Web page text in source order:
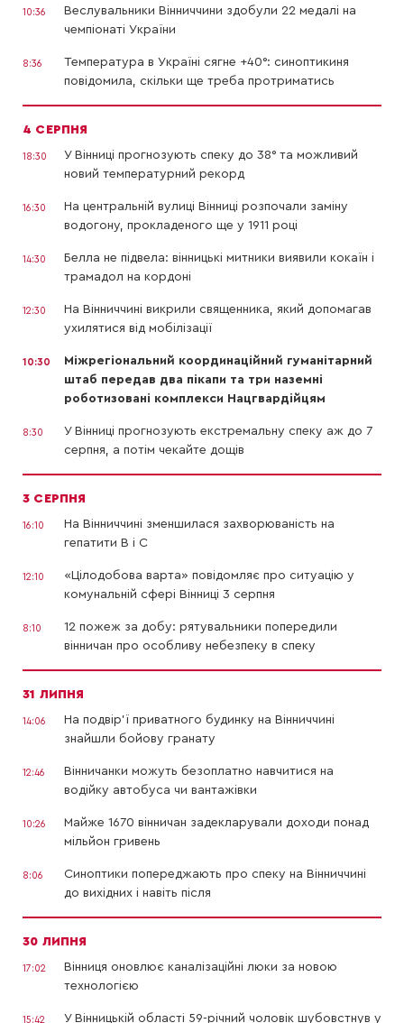
10:36
Веслувальники Вінниччини здобули 22 медалі на
чемпіонаті України
8:36
Температура в Україні сягне +40°: синоптикиня
повідомила, скільки ще треба протриматись
4 СЕРПНЯ
18:30
У Вінниці прогнозують спеку до 38° та можливий
новий температурний рекорд
16:30
На центральній вулиці Вінниці розпочали заміну
водогону, прокладеного ще у 1911 році
14:30
Белла не підвела: вінницькі митники виявили кокаїн і
трамадол на кордоні
12:30
На Вінниччині викрили священника, який допомагав
ухилятися від мобілізації
10:30
Міжрегіональний координаційний гуманітарний
штаб передав два пікапи та три наземні
роботизовані комплекси Нацгвардійцям
8:30
У Вінниці прогнозують екстремальну спеку аж до 7
серпня, а потім чекайте дощів
3 СЕРПНЯ
16:10
На Вінниччині зменшилася захворюваність на
гепатити В і С
12:10
«Цілодобова варта» повідомляє про ситуацію у
комунальній сфері Вінниці 3 серпня
8:10
12 пожеж за добу: рятувальники попередили
вінничан про особливу небезпеку в спеку
31 ЛИПНЯ
14:06
На подвір’ї приватного будинку на Вінниччині
знайшли бойову гранату
12:46
Вінничанки можуть безоплатно навчитися на
водійку автобуса чи вантажівки
10:26
Майже 1670 вінничан задекларували доходи понад
мільйон гривень
8:06
Синоптики попереджають про спеку на Вінниччині
до вихідних і навіть після
30 ЛИПНЯ
17:02
Вінниця оновлює каналізаційні люки за новою
технологією
15:42
У Вінницькій області 59-річний чоловік шубовстнув у